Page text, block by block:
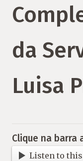
da
Luisa
Clique na barra
Listen to